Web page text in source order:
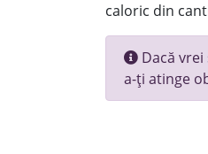
caloric din
Dacă
a-ți atinge